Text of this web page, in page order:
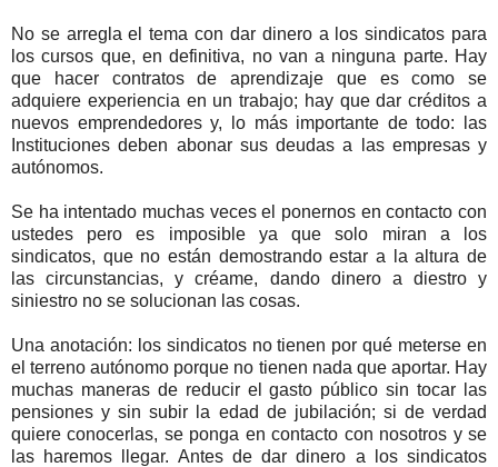
No se arregla el tema con dar dinero a los sindicatos para
los cursos que, en definitiva, no van a ninguna parte. Hay
que hacer contratos de aprendizaje que es como se
adquiere experiencia en un trabajo; hay que dar créditos a
nuevos emprendedores y, lo más importante de todo: las
Instituciones deben abonar sus deudas a las empresas y
autónomos.
Se ha intentado muchas veces el ponernos en contacto con
ustedes pero es imposible ya que solo miran a los
sindicatos, que no están demostrando estar a la altura de
las circunstancias, y créame, dando dinero a diestro y
siniestro no se solucionan las cosas.
Una anotación: los sindicatos no tienen por qué meterse en
el terreno autónomo porque no tienen nada que aportar. Hay
muchas maneras de reducir el gasto público sin tocar las
pensiones y sin subir la edad de jubilación; si de verdad
quiere conocerlas, se ponga en contacto con nosotros y se
las haremos llegar. Antes de dar dinero a los sindicatos